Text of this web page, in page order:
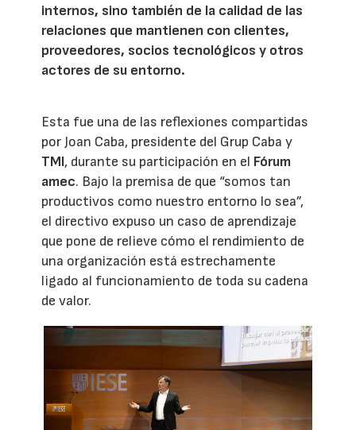
internos, sino también de la calidad de las
relaciones que mantienen con clientes,
proveedores, socios tecnológicos y otros
actores de su entorno.
Esta fue una de las reflexiones compartidas
por Joan Caba, presidente del Grup Caba y
TMI, durante su participación en el Fórum
amec. Bajo la premisa de que “somos tan
productivos como nuestro entorno lo sea”,
el directivo expuso un caso de aprendizaje
que pone de relieve cómo el rendimiento de
una organización está estrechamente
ligado al funcionamiento de toda su cadena
de valor.